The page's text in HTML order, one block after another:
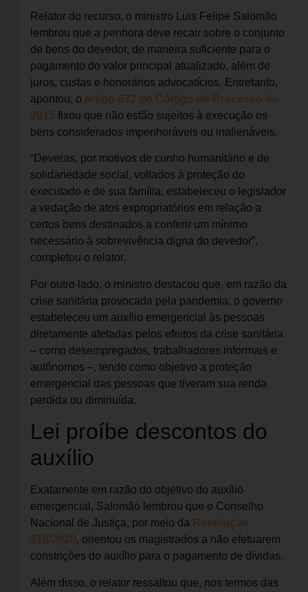
Relator do recurso, o ministro Luis Felipe Salomão
lembrou que a penhora deve recair sobre o conjunto
de bens do devedor, de maneira suficiente para o
pagamento do valor principal atualizado, além de
juros, custas e honorários advocatícios. Entretanto,
apontou, o
fixou que não estão sujeitos à execução os
bens considerados impenhoráveis ou inalienáveis.
“Deveras, por motivos de cunho humanitário e de
solidariedade social, voltados à proteção do
executado e de sua família, estabeleceu o legislador
a vedação de atos expropriatórios em relação a
certos bens destinados a conferir um mínimo
necessário à sobrevivência digna do devedor”,
completou o relator.
Por outro lado, o ministro destacou que, em razão da
crise sanitária provocada pela pandemia, o governo
estabeleceu um auxílio emergencial às pessoas
diretamente afetadas pelos efeitos da crise sanitária
– como desempregados, trabalhadores informais e
autônomos –, tendo como objetivo a proteção
emergencial das pessoas que tiveram sua renda
perdida ou diminuída.
Lei proíbe descontos do
auxílio
Exatamente em razão do objetivo do auxílio
emergencial, Salomão lembrou que o Conselho
Nacional de Justiça, por meio da
, orientou os magistrados a não efetuarem
constrições do auxílio para o pagamento de dívidas.
Além disso, o relator ressaltou que, nos termos das